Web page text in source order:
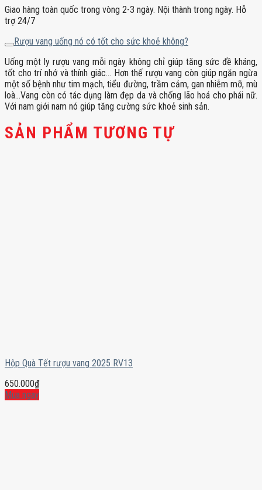
Giao hàng toàn quốc trong vòng 2-3 ngày. Nội thành trong ngày. Hỗ
trợ 24/7
Rượu vang uống nó có tốt cho sức khoẻ không?
Uống một ly rượu vang mỗi ngày không chỉ giúp tăng sức đề kháng,
tốt cho trí nhớ và thính giác… Hơn thế rượu vang còn giúp ngăn ngừa
một số bệnh như tim mạch, tiểu đường, trầm cảm, gan nhiễm mỡ, mù
loà…Vang còn có tác dụng làm đẹp da và chống lão hoá cho phái nữ.
Với nam giới nam nó giúp tăng cường sức khoẻ sinh sản.
SẢN PHẨM TƯƠNG TỰ
Hộp Quà Tết rượu vang 2025 RV13
650.000₫
Mua ngay